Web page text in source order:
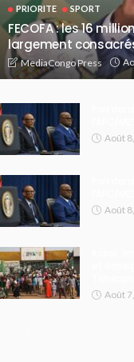
PRIORITE SPORT
FECOFA : les 16
largement
MediaCongo Press
Août
Août
Août